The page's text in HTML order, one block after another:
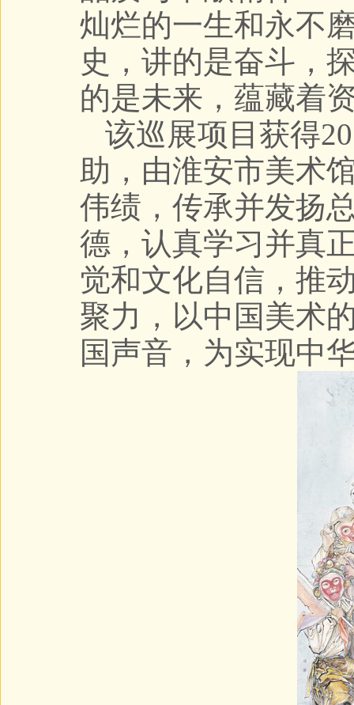
灿烂的一生和永不
史，讲的是奋斗，
的是未来，蕴藏着
该巡展项目获得
助，由淮安市美术
伟绩，传承并发扬
德，认真学习并真
觉和文化自信，推
聚力，以中国美术
国声音，为实现中